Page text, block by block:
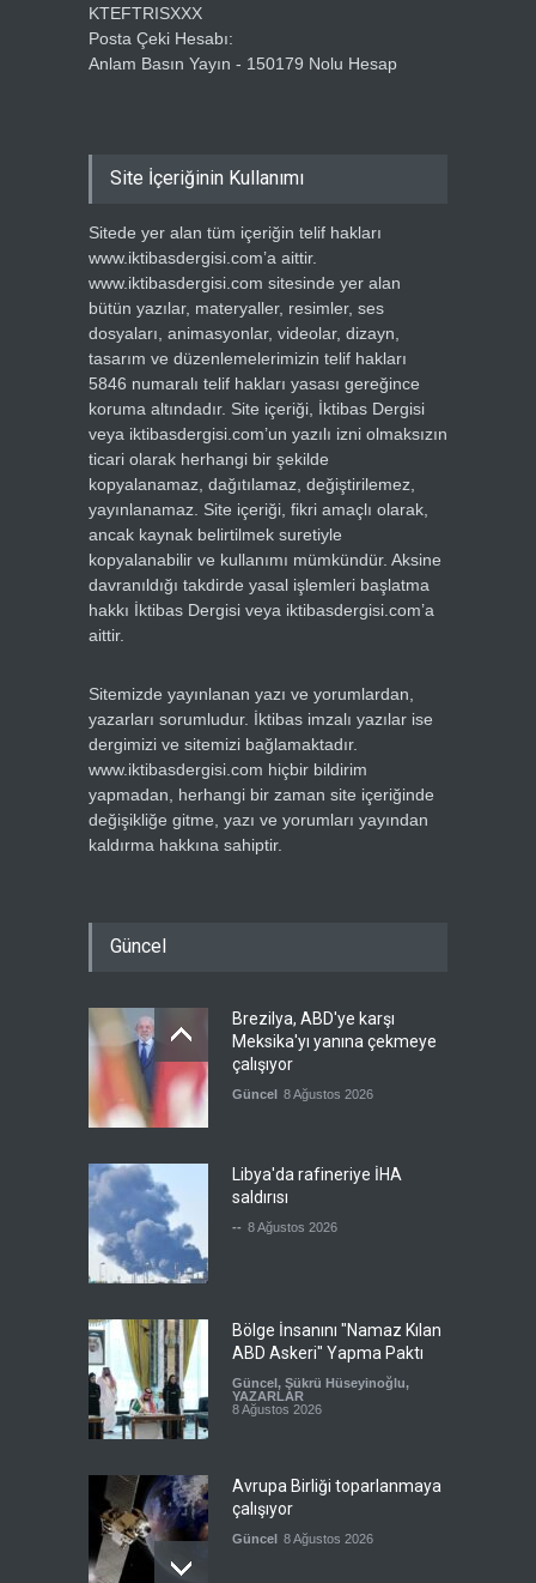
KTEFTRISXXX
Posta Çeki Hesabı:
Anlam Basın Yayın - 150179 Nolu Hesap
Site İçeriğinin Kullanımı
Sitede yer alan tüm içeriğin telif hakları
www.iktibasdergisi.com’a aittir.
www.iktibasdergisi.com sitesinde yer alan
bütün yazılar, materyaller, resimler, ses
dosyaları, animasyonlar, videolar, dizayn,
tasarım ve düzenlemelerimizin telif hakları
5846 numaralı telif hakları yasası gereğince
koruma altındadır. Site içeriği, İktibas Dergisi
veya iktibasdergisi.com’un yazılı izni olmaksızın
ticari olarak herhangi bir şekilde
kopyalanamaz, dağıtılamaz, değiştirilemez,
yayınlanamaz. Site içeriği, fikri amaçlı olarak,
ancak kaynak belirtilmek suretiyle
kopyalanabilir ve kullanımı mümkündür. Aksine
davranıldığı takdirde yasal işlemleri başlatma
hakkı İktibas Dergisi veya iktibasdergisi.com’a
aittir.
Sitemizde yayınlanan yazı ve yorumlardan,
yazarları sorumludur. İktibas imzalı yazılar ise
dergimizi ve sitemizi bağlamaktadır.
www.iktibasdergisi.com hiçbir bildirim
yapmadan, herhangi bir zaman site içeriğinde
değişikliğe gitme, yazı ve yorumları yayından
kaldırma hakkına sahiptir.
Güncel
Brezilya, ABD'ye karşı
Meksika'yı yanına çekmeye
çalışıyor
Güncel 8 Ağustos 2026
Libya'da rafineriye İHA
saldırısı
-- 8 Ağustos 2026
Bölge İnsanını "Namaz Kılan
ABD Askeri" Yapma Paktı
Güncel , Şükrü Hüseyinoğlu,
YAZARLAR
8 Ağustos 2026
Avrupa Birliği toparlanmaya
çalışıyor
Güncel 8 Ağustos 2026